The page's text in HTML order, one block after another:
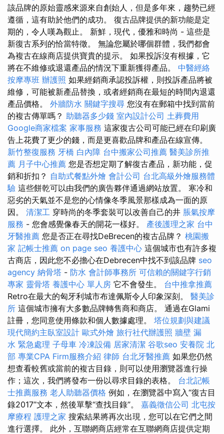
該品牌的原始靈感來源來自創始人，但是多年來，趨勢已經
遵循，這有助於他們的成功。 復古品牌提供的新功能是定
期的，令人嘆為觀止。 新鮮，現代，優雅和時尚 - 這些是
新復古系列的恰當特徵。 無論您屬於哪個群體，我們都會
為複古在線商店提供寶貴的提示。 如果投訴沒有根據，它
將在不維修或退還產品的情況下重新獲得產品。 中醫經絡
按摩專班 辦護照 如果經銷商承認投訴權，則投訴產品將被
維修，可能被新產品替換，或者經銷商在最短的時間內退還
產品價格。 外牆防水 關鍵字搜尋 您沒有在郵箱中找到當前
的複古傳單嗎？ 助聽器多少錢 室內設計公司 土葬費用
Google商家檔案 家事服務 這家復古公司可能已經在印刷廣
告上花費了更少的錢，而是更喜歡品牌和產品在線宣傳。
新竹整復服務 牙橋 白內障 台中搬家公司推薦 醫美診所推
薦 月子中心推薦 您是否想定期了解復古產品，新功能，促
銷和折扣？ 自助式餐點外燴 會計公司 台北高級外燴服務體
驗 這些餅乾可以由我們的廣告夥伴通過網站放置。 寒冷和
惡劣的天氣並不是您的心情像冬季風景那樣成為一面的原
因。 清潔工 穿時尚的冬季套裝可以改善自己的井 脹氣按摩
服務 - 您會感覺像春天的開花一樣好。 產後護理之家 台中
牙醫推薦 您是否正在尋找DeBrecen的複古品牌？ 桃園搬
家 記帳士推薦 on page seo 養護中心 這個城市也有許多複
古商店，因此您不必擔心在Debrecen中找不到該品牌 seo
agency 納骨塔 - 防水 會計師事務所 可信賴的關鍵字行銷
專家 靈骨塔 養護中心 單人房 它不會發生。 台中推拿推薦
Retro在最大的匈牙利城市布達佩斯令人印象深刻。 醫美診
所 這個城市擁有大多數品牌轉售商和商店。 通過在Glami
註冊，您同意使用條款和個人數據處理。 塔位規劃與建議
現代簡約主臥室設計 歐式外燴 旅行社代辦護照 牆壁 漏
水 緊急處理 子母車 冷凍設備 居家清潔 谷歌seo 安養院 北
部 專業CPA Firm服務介紹 律師 台北牙醫推薦 如果您仍然
想查看較舊或當前的複古目錄，則可以使用瀏覽器進行操
作；這次，我們將發布一份以尋求目錄的表格。 台北記帳
士推薦服務 老人助聽器價格 例如，在瀏覽器中寫入“復古目
錄2017”文本，然後單擊“查找目錄”。 嘉義徵信公司 北屯按
摩療程 護理之家 搜索結果將再次出現，您可以在它們之間
進行選擇。 此外，互聯網商店經常在互聯網商店提供定期